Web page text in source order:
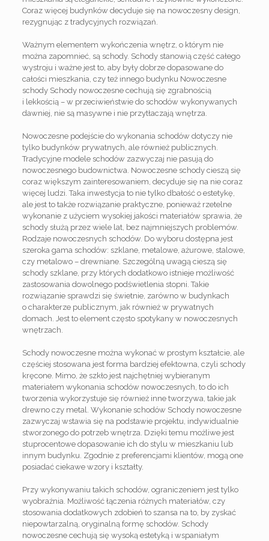
Coraz więcej budynków decyduje się na nowoczesny design,
rezygnując z tradycyjnych rozwiązań.
Ważnym elementem wykończenia wnętrz, o którym nie
można zapomnieć, są schody. Schody stanowią część całego
wystroju i ważne jest to, aby były dobrze dopasowane do
całości mieszkania, czy też innego budynku Nowoczesne
schody Schody nowoczesne cechują się zgrabnością
i lekkością – w przeciwieństwie do schodów wykonywanych
dawniej, nie są masywne i nie przytłaczają wnętrza.
Nowoczesne podejście do wykonania schodów dotyczy nie
tylko budynków prywatnych, ale również publicznych.
Tradycyjne modele schodów zazwyczaj nie pasują do
nowoczesnego budownictwa. Nowoczesne schody cieszą się
coraz większym zainteresowaniem, decyduje się na nie coraz
więcej ludzi. Taka inwestycja to nie tylko dbałość o estetykę,
ale jest to także rozwiązanie praktyczne, ponieważ rzetelne
wykonanie z użyciem wysokiej jakości materiałów sprawia, że
schody służą przez wiele lat, bez najmniejszych problemów.
Rodzaje nowoczesnych schodów. Do wyboru dostępna jest
szeroka gama schodów: szklane, metalowe, ażurowe, stalowe,
czy metalowo – drewniane. Szczególną uwagą cieszą się
schody szklane, przy których dodatkowo istnieje możliwość
zastosowania dowolnego podświetlenia stopni. Takie
rozwiązanie sprawdzi się świetnie, zarówno w budynkach
o charakterze publicznym, jak również w prywatnych
domach. Jest to element często spotykany w nowoczesnych
wnętrzach.
Schody nowoczesne można wykonać w prostym kształcie, ale
częściej stosowana jest forma bardziej efektowna, czyli schody
kręcone. Mimo, że szkło jest najchętniej wybieranym
materiałem wykonania schodów nowoczesnych, to do ich
tworzenia wykorzystuje się również inne tworzywa, takie jak
drewno czy metal. Wykonanie schodów Schody nowoczesne
zazwyczaj wstawia się na podstawie projektu, indywidualnie
stworzonego do potrzeb wnętrza. Dzięki temu możliwe jest
stuprocentowe dopasowanie ich do stylu w mieszkaniu lub
innym budynku. Zgodnie z preferencjami klientów, mogą one
posiadać ciekawe wzory i kształty.
Przy wykonywaniu takich schodów, ograniczeniem jest tylko
wyobraźnia. Możliwość łączenia różnych materiałów, czy
stosowania dodatkowych zdobień to szansa na to, by zyskać
niepowtarzalną, oryginalną formę schodów. Schody
nowoczesne cechują się wysoką estetyką i wspaniałym